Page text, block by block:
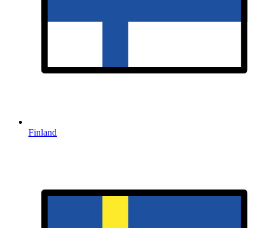
Finland